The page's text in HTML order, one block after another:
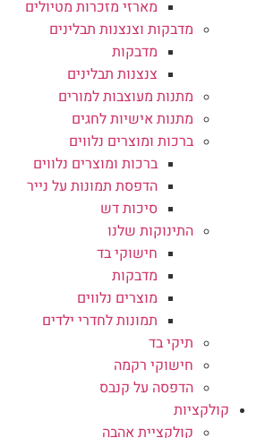
מארזי מזכרות מטיולים
מדבקות וצנצנות תבלינים
מדבקות
צנצנות תבלינים
מתנות מעוצבות למורים
מתנות אישיות לחגים
ברכות ומוצרים נלווים
ברכות ומוצרים נלווים
הדפסת תמונות על נייר
סיכות דש
התינוקות שלנו
חישוקי בד
מדבקות
מוצרים נלווים
תמונות לחדרי ילדים
תיקי בד
חישוקי רקמה
הדפסה על קנבס
קולקציות
קולקציית אהבה